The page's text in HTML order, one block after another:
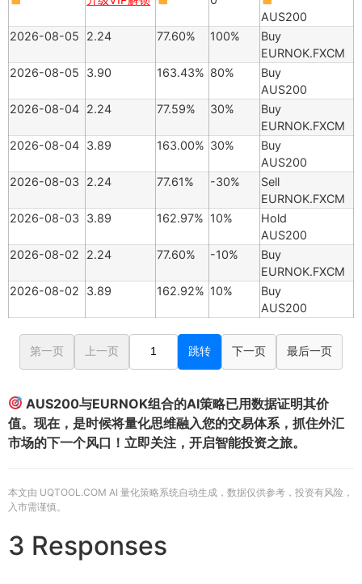
AUS200
2026-08-05
2.24 77.60% 100%
Buy
EURNOK.FXCM
2026-08-05
3.90 163.43% 80%
Buy
AUS200
2026-08-04 2.24 77.59% 30%
Buy
EURNOK.FXCM
2026-08-04 3.89 163.00% 30%
Buy
AUS200
2026-08-03
2.24 77.61% -30%
Sell
EURNOK.FXCM
2026-08-03
3.89 162.97% 10%
Hold
AUS200
2026-08-02
2.24 77.60% -10%
Buy
EURNOK.FXCM
2026-08-02
3.89 162.92% 10%
Buy
AUS200
第一页 上一页 跳转 下一页 最后一页
AUS200与EURNOK组合的AI策略已用数据证明其价
值。现在，是时候将量化思维融入您的交易体系，抓住外汇
市场的下一个风口！立即关注，开启智能投资之旅。
本文由 UQTOOL.COM AI 量化策略系统自动生成，数据仅供参考，投资有风险，
入市需谨慎。
3 Responses